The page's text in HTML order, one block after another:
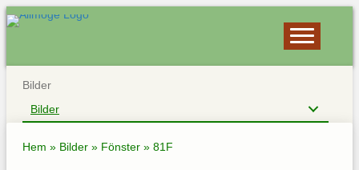
Bilder
Bilder
Hem » Bilder » Fönster » 81F